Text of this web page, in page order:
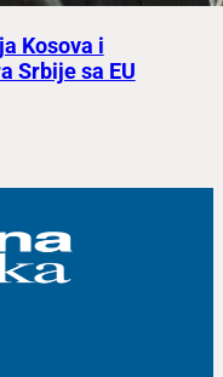
Kosova i
Srbije sa EU